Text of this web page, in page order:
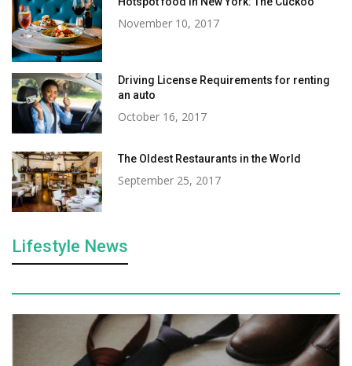
November 10, 2017
Driving License Requirements for renting
an auto
October 16, 2017
The Oldest Restaurants in the World
September 25, 2017
Lifestyle News